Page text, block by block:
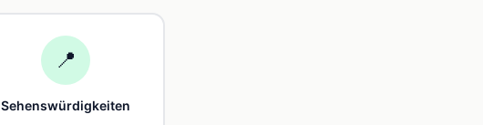
📍
Sehenswürdigkeiten